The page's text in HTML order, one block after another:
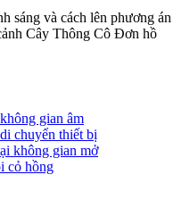
sáng và cách lên phương án
Cây Thông Cô Đơn hồ
gian âm
chuyển thiết bị
không gian mở
cỏ hồng